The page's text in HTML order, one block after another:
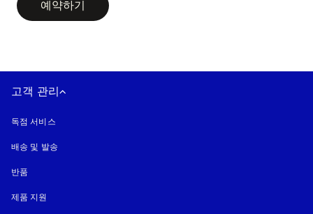
예약하기
고객 관리
독점 서비스
배송 및 발송
반품
제품 지원